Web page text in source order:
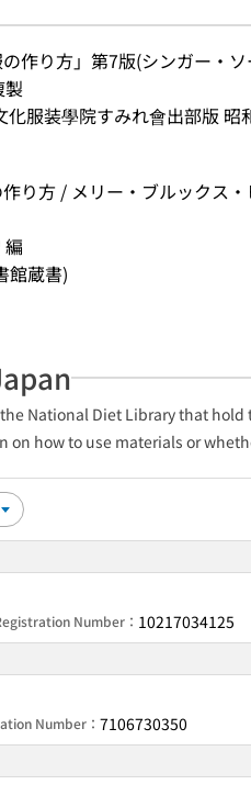
作り方」第7版(シンガー・
製
化服装學院すみれ會出部版
り方 / メリー・ブルックス
館蔵書)
National Diet Library that hold
on how to use materials or
Number： 10217034125
Number： 7106730350